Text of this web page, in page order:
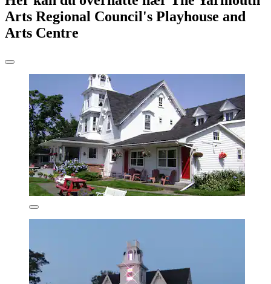
Arts Regional Council's Playhouse and
Arts Centre